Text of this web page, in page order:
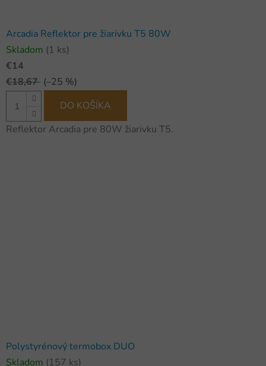
Arcadia Reflektor pre žiarivku T5 80W
Skladom (1 ks)
€14
€18,67 (–25 %)
DO KOŠÍKA
Reflektor Arcadia pre 80W žiarivku T5.
Polystyrénový termobox DUO
Skladom (157 ks)